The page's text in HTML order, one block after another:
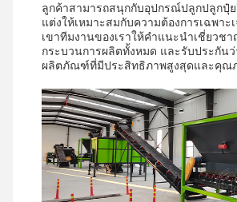
ลูกค้าสามารถสนุกกับอุปกรณ์ปลูกปลูกปุ๋
แต่งให้เหมาะสมกับความต้องการเฉพาะ
เขาทีมงานของเราให้คําแนะนําเชี่ยวช
กระบวนการผลิตทั้งหมด และรับประกันว่
ผลิตภัณฑ์ที่มีประสิทธิภาพสูงสุดและคุณ